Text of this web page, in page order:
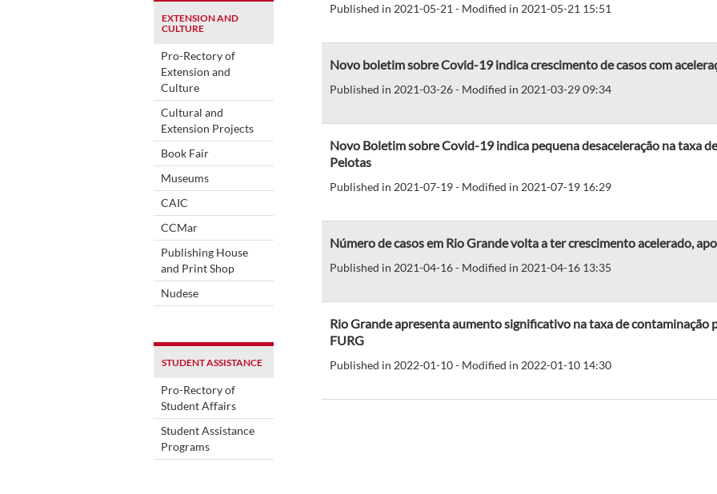
EXTENSION AND
CULTURE
Pro-Rectory of
Extension and
Culture
Cultural and
Extension Projects
Book Fair
Museums
CAIC
CCMar
Publishing House
and Print Shop
Nudese
STUDENT ASSISTANCE
Pro-Rectory of
Student Affairs
Student Assistance
Programs
Published in 2021-05-21 - Modified in 2021-05-21 15:51
Novo boletim sobre Covid-19 indica crescimento de casos com
Published in 2021-03-26 - Modified in 2021-03-29 09:34
Novo Boletim sobre Covid-19 indica pequena desaceleração na taxa
Pelotas
Published in 2021-07-19 - Modified in 2021-07-19 16:29
Número de casos em Rio Grande volta a ter crescimento acelerado,
Published in 2021-04-16 - Modified in 2021-04-16 13:35
Rio Grande apresenta aumento significativo na taxa de contaminação
FURG
Published in 2022-01-10 - Modified in 2022-01-10 14:30